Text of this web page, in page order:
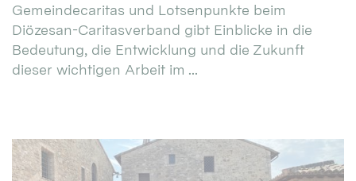
Gemeindecaritas und Lotsenpunkte beim
Diözesan-Caritasverband gibt Einblicke in die
Bedeutung, die Entwicklung und die Zukunft
dieser wichtigen Arbeit im ...